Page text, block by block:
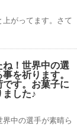
がってます。さて
！世界中の選
を祈ります。
す。お菓子に
した♪
中の選手が素晴ら